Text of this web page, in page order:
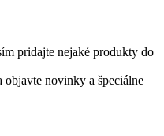
pridajte nejaké produkty do
objavte novinky a špeciálne